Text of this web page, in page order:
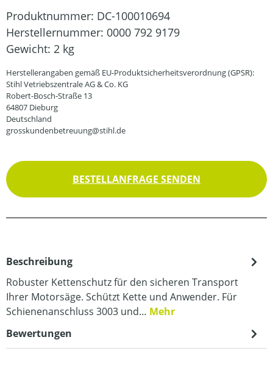
Produktnummer: DC-100010694
Herstellernummer: 0000 792 9179
Gewicht: 2 kg
Herstellerangaben gemäß EU-Produktsicherheitsverordnung (GPSR):
Stihl Vetriebszentrale AG & Co. KG
Robert-Bosch-Straße 13
64807 Dieburg
Deutschland
grosskundenbetreuung@stihl.de
BESTELLANFRAGE SENDEN
Beschreibung
Robuster Kettenschutz für den sicheren Transport
Ihrer Motorsäge. Schützt Kette und Anwender. Für
Schienenanschluss 3003 und… Mehr
Bewertungen